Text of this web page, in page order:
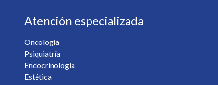
¿Desea recibir información de nuestro centro? *
Sí
No
Atención especializada
Oncología
Psiquiatría
Endocrinología
Estética